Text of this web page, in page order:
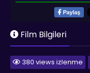
Paylaş
Film Bilgileri
380 views izlenme